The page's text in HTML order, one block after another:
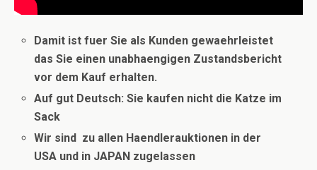
Damit ist fuer Sie als Kunden gewaehrleistet
das Sie einen unabhaengigen Zustandsbericht
vor dem Kauf erhalten.
Auf gut Deutsch: Sie kaufen nicht die Katze im
Sack
Wir sind zu allen Haendlerauktionen in der
USA und in JAPAN zugelassen